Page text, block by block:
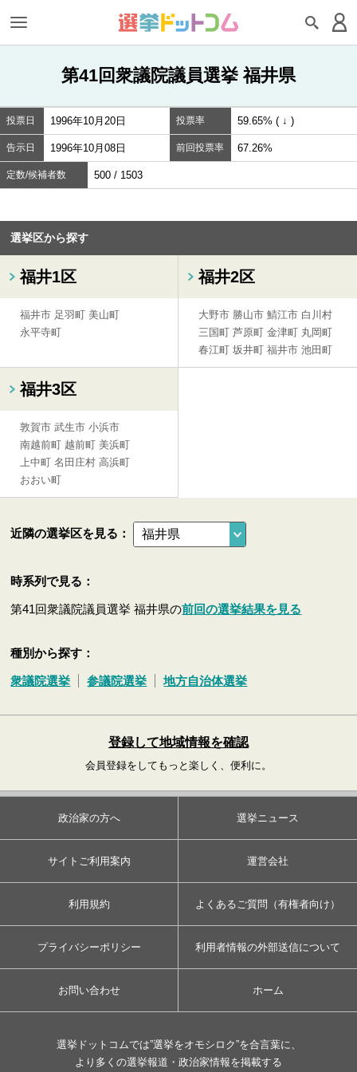
第41回衆議院議員選挙 福井県
投票日 1996年10月20日 投票率 59.65% ( ↓ )
告示日 1996年10月08日 前回投票率 67.26%
定数/候補者数 500 / 1503
選挙区から探す
福井1区
福井市 足羽町 美山町
永平寺町
福井2区
大野市 勝山市 鯖江市 白川村
三国町 芦原町 金津町 丸岡町
春江町 坂井町 福井市 池田町
福井3区
敦賀市 武生市 小浜市
南越前町 越前町 美浜町
上中町 名田庄村 高浜町
おおい町
近隣の選挙区を見る：
時系列で見る：
第41回衆議院議員選挙 福井県の前回の選挙結果を見る
種別から探す：
衆議院選挙 参議院選挙 地方自治体選挙
登録して地域情報を確認
会員登録をしてもっと楽しく、便利に。
政治家の方へ 選挙ニュース
サイトご利用案内 運営会社
利用規約 よくあるご質問（有権者向け）
プライバシーポリシー 利用者情報の外部送信について
お問い合わせ ホーム
選挙ドットコムでは”選挙をオモシロク”を合言葉に、
より多くの選挙報道・政治家情報を掲載する